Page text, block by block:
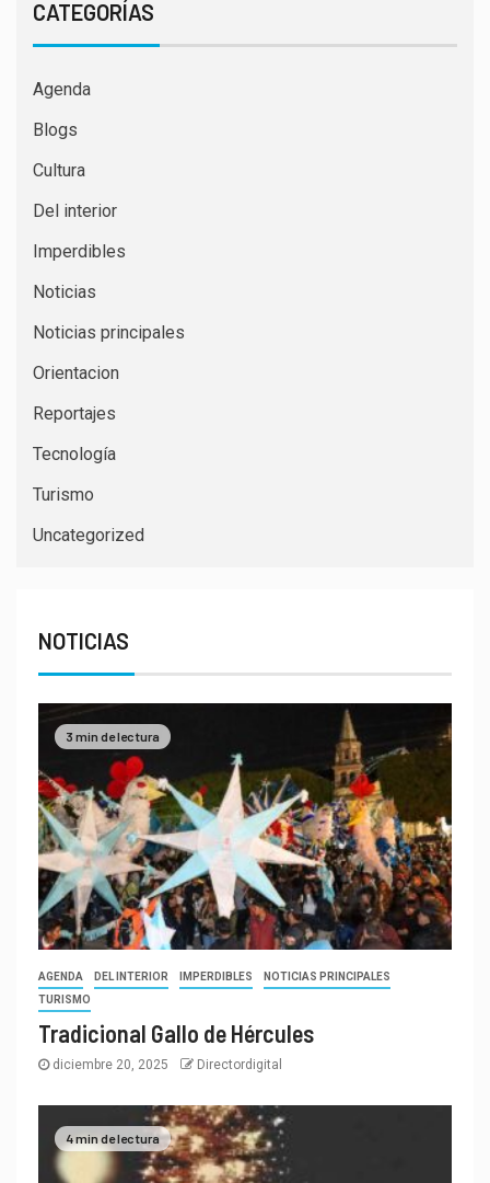
CATEGORÍAS
Agenda
Blogs
Cultura
Del interior
Imperdibles
Noticias
Noticias principales
Orientacion
Reportajes
Tecnología
Turismo
Uncategorized
NOTICIAS
3 min de lectura
AGENDA DEL INTERIOR IMPERDIBLES
NOTICIAS PRINCIPALES
TURISMO
Tradicional Gallo de Hércules
diciembre 20, 2025 Directordigital
4 min de lectura